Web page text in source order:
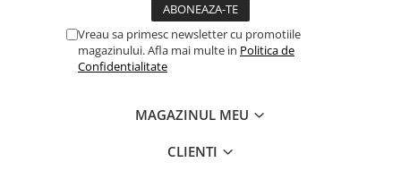
Vreau sa primesc newsletter cu promotiile
magazinului. Afla mai multe in Politica de
Confidentialitate
MAGAZINUL MEU
CLIENTI